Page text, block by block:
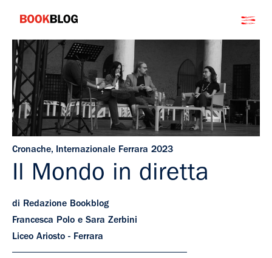
contenuto
Bookblog
Cronache, Internazionale Ferrara 2023
Il Mondo in diretta
di Redazione Bookblog
Francesca Polo e Sara Zerbini
Liceo Ariosto - Ferrara